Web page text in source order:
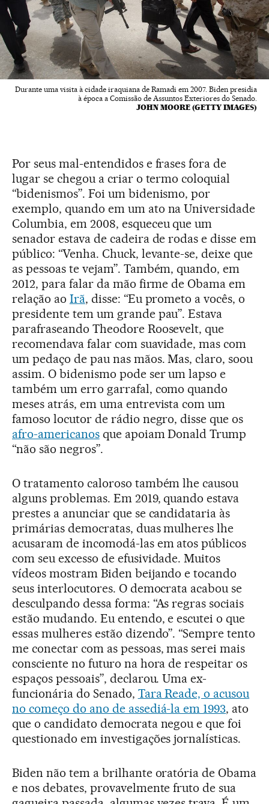
Durante uma visita à cidade iraquiana de Ramadi em 2007. Biden presidia
à época a Comissão de Assuntos Exteriores do Senado.
JOHN MOORE (GETTY IMAGES)
Por seus mal-entendidos e frases fora de
lugar se chegou a criar o termo coloquial
“bidenismos”. Foi um bidenismo, por
exemplo, quando em um ato na Universidade
Columbia, em 2008, esqueceu que um
senador estava de cadeira de rodas e disse em
público: “Venha. Chuck, levante-se, deixe que
as pessoas te vejam”. Também, quando, em
2012, para falar da mão firme de Obama em
relação ao Irã, disse: “Eu prometo a vocês, o
presidente tem um grande pau”. Estava
parafraseando Theodore Roosevelt, que
recomendava falar com suavidade, mas com
um pedaço de pau nas mãos. Mas, claro, soou
assim. O bidenismo pode ser um lapso e
também um erro garrafal, como quando
meses atrás, em uma entrevista com um
famoso locutor de rádio negro, disse que os
afro-americanosque apoiam Donald Trump
“não são negros”.
O tratamento caloroso também lhe causou
alguns problemas. Em 2019, quando estava
prestes a anunciar que se candidataria às
primárias democratas, duas mulheres lhe
acusaram de incomodá-las em atos públicos
com seu excesso de efusividade. Muitos
vídeos mostram Biden beijando e tocando
seus interlocutores. O democrata acabou se
desculpando dessa forma: “As regras sociais
estão mudando. Eu entendo, e escutei o que
essas mulheres estão dizendo”. “Sempre tento
me conectar com as pessoas, mas serei mais
consciente no futuro na hora de respeitar os
espaços pessoais”, declarou. Uma ex-
funcionária do Senado, Tara Reade, o acusou
no começo do ano de assediá-la em 1993, ato
que o candidato democrata negou e que foi
questionado em investigações jornalísticas.
Biden não tem a brilhante oratória de Obama
e nos debates, provavelmente fruto de sua